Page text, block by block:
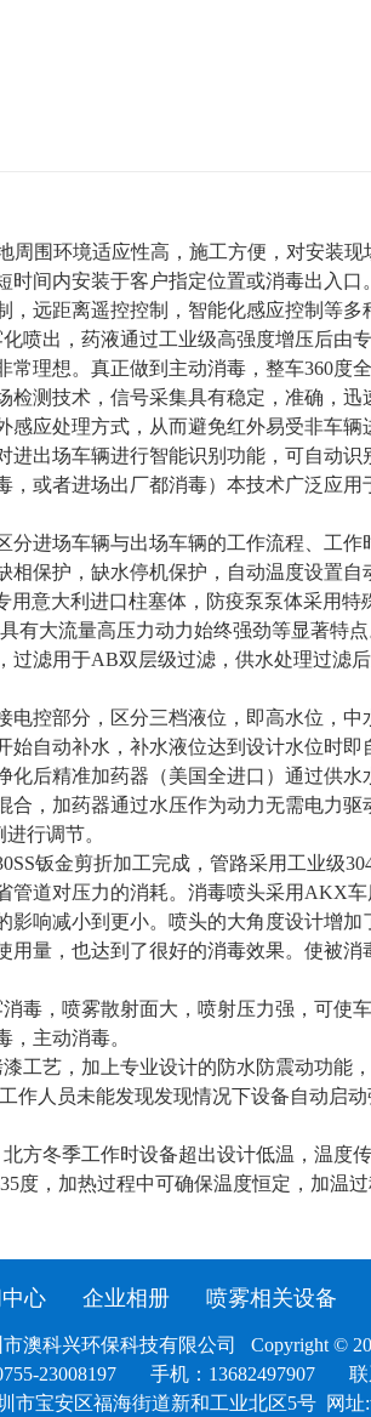
围环境适应性高，施工方便，对安装现
间内安装于客户指定位置或消毒出入口。
远距离遥控控制，智能化感应控制等多
喷出，药液通过工业级高强度增压后由
理想。真正做到主动消毒，整车360度全
测技术，信号采集具有稳定，准确，迅
应处理方式，从而避免红外易受非车
出场车辆进行智能识别功能，可自动
或者进场出厂都消毒）本技术广泛应用
进场车辆与出场车辆的工作流程、工
保护，缺水停机保护，自动温度设置自
意大利进口柱塞体，防疫泵泵体采用
有大流量高压力动力始终强劲等显著特点
滤用于AB双层级过滤，供水处理过滤
控部分，区分三档液位，即高水位，
自动补水，补水液位达到设计水位时即
后精准加药器（美国全进口）通过供
，加药器通过水压作为动力无需电力驱
行调节。
钣金剪折加工完成，管路采用工业级
道对压力的消耗。消毒喷头采用AKX车
响减小到更小。喷头的大角度设计增
量，也达到了很好的消毒效果。使被
毒，喷雾散射面大，喷射压力强，可使
主动消毒。
工艺，加上专业设计的防水防震动功能
作人员未能发现发现情况下设备自动启
方冬季工作时设备超出设计低温，温度
度，加热过程中可确保温度恒定，加温
心 企业相册 喷雾相关设备
澳科兴环保科技有限公司 Copyright ©
23008197 手机：13682497907 联
市宝安区福海街道新和工业北区5号 网址